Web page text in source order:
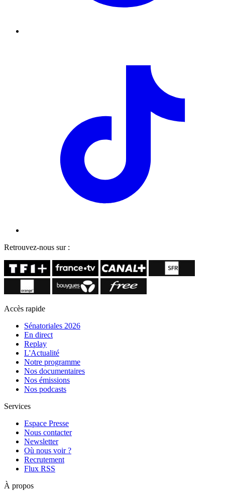
Retrouvez-nous sur :
Accès rapide
Sénatoriales 2026
En direct
Replay
L'Actualité
Notre programme
Nos documentaires
Nos émissions
Nos podcasts
Services
Espace Presse
Nous contacter
Newsletter
Où nous voir ?
Recrutement
Flux RSS
À propos